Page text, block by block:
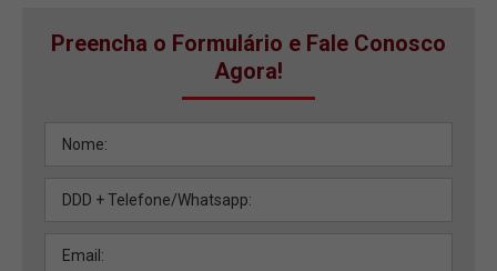
Preencha o Formulário e Fale Conosco
Agora!